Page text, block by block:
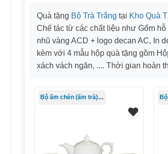
Quà tặng Bộ Trà Trắng tại Kho Quà
Chế tác từ các chất liệu như Gốm hỗ
nhũ vàng ACD + logo decan AC, In
kèm với 4 mẫu hộp quà tặng gồm
xách vách ngăn, .... Thời gian hoàn
Bộ ấm chén (ấm trà) in logo